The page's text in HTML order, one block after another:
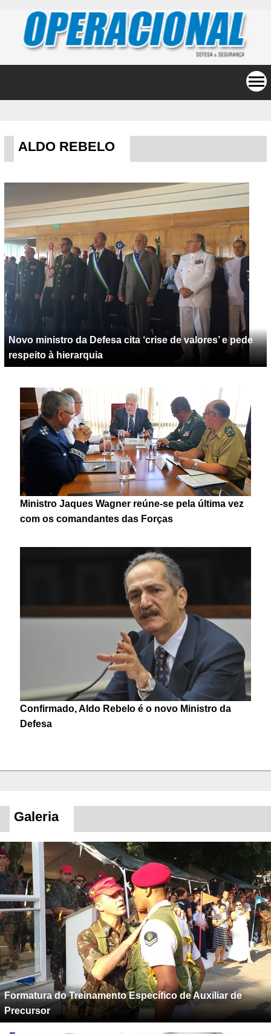
ALDO REBELO
Novo ministro da Defesa cita ‘crise de valores’ e pede
respeito à hierarquia
Ministro Jaques Wagner reúne-se pela última vez
com os comandantes das Forças
Confirmado, Aldo Rebelo é o novo Ministro da
Defesa
Galeria
Formatura do Treinamento Específico de Auxiliar de
Precursor